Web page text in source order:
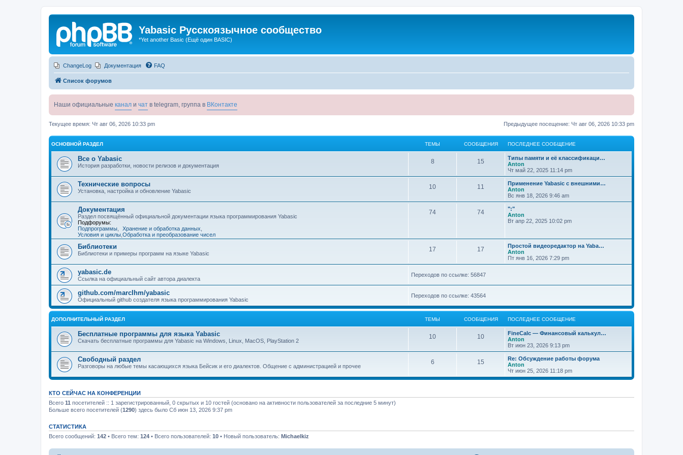
Yabasic Русскоязычное сообщество
*Yet another Basic (Ещё один BASIC)
ChangeLog Документация FAQ
Список форумов
Наши официальные канал и чат в telegram, группа в ВКонтакте
Предыдущее посещение: Чт авг 06, 2026 10:33 pm
Текущее время: Чт авг 06, 2026 10:33 pm
ОСНОВНОЙ РАЗДЕЛ ТЕМЫ СООБЩЕНИЯ ПОСЛЕДНЕЕ СООБЩЕНИЕ
Все о Yabasic
История разработки, новости релизов и документация
8 15
Типы памяти и её классификаци…
Anton
Чт май 22, 2025 11:14 pm
Технические вопросы
Установка, настройка и обновление Yabasic
10 11
Применение Yabasic с внешними…
Anton
Вс янв 18, 2026 9:46 am
Документация
Раздел посвящённый официальной документации языка программирования Yabasic
Подфорумы:
Подпрограммы
Условия и циклы
Хранение и обработка данных
Обработка и преобразование чисел
74 74
":"
Anton
Вт апр 22, 2025 10:02 pm
Библиотеки
Библиотеки и примеры программ на языке Yabasic
17 17
Простой видеоредактор на Yaba…
Anton
Пт янв 16, 2026 7:29 pm
yabasic.de
Ссылка на официальный сайт автора диалекта
Переходов по ссылке: 56847
github.com/marcIhm/yabasic
Официальный github создателя языка программирования Yabasic
Переходов по ссылке: 43564
ДОПОЛНИТЕЛЬНЫЙ РАЗДЕЛ ТЕМЫ СООБЩЕНИЯ ПОСЛЕДНЕЕ СООБЩЕНИЕ
Бесплатные программы для языка Yabasic
Скачать бесплатные программы для Yabasic на Windows, Linux, MacOS, PlayStation 2
10 10
FineCalc — Финансовый калькул…
Anton
Вт июн 23, 2026 9:13 pm
Свободный раздел
Разговоры на любые темы касающихся языка Бейсик и его диалектов. Общение с администрацией и прочее
6 15
Re: Обсуждение работы форума
Anton
Чт июн 25, 2026 11:18 pm
КТО СЕЙЧАС НА КОНФЕРЕНЦИИ
Всего 11 посетителей :: 1 зарегистрированный, 0 скрытых и 10 гостей (основано на активности пользователей за последние 5 минут)
Больше всего посетителей (1290) здесь было Сб июн 13, 2026 9:37 pm
СТАТИСТИКА
Всего сообщений: 142 • Всего тем: 124 • Всего пользователей: 10 • Новый пользователь: Michaelkiz